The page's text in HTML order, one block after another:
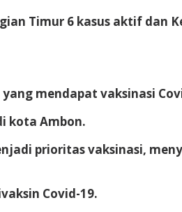
Timur 6 kasus aktif dan
mendapat vaksinasi
kota Ambon.
prioritas vaksinasi,
Covid-19.